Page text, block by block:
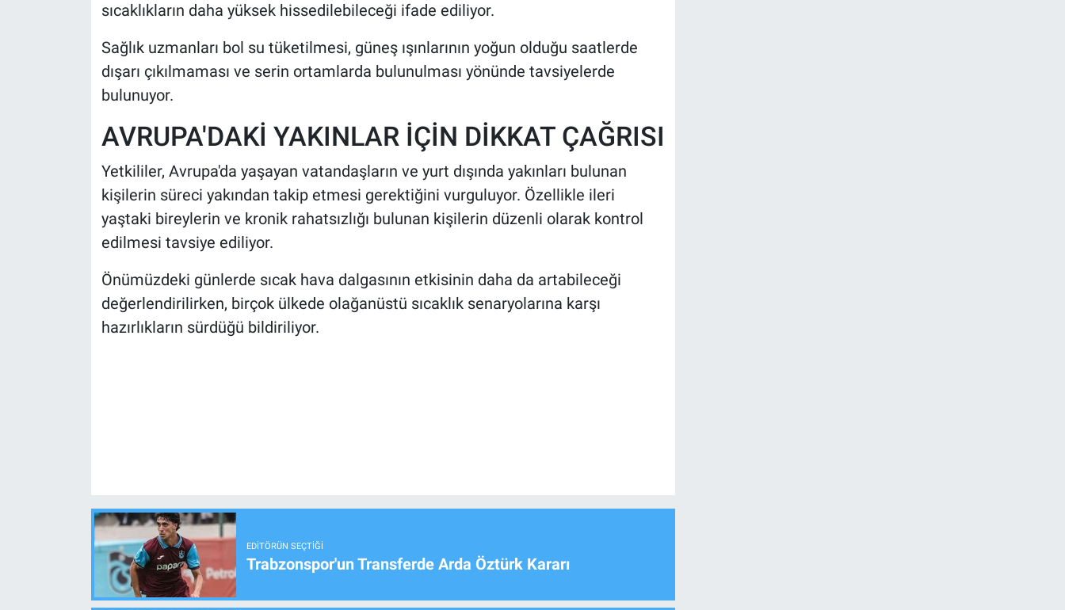
sıcaklıkların daha yüksek hissedilebileceği ifade ediliyor.
Sağlık uzmanları bol su tüketilmesi, güneş ışınlarının yoğun olduğu saatlerde
dışarı çıkılmaması ve serin ortamlarda bulunulması yönünde tavsiyelerde
bulunuyor.
AVRUPA'DAKİ YAKINLAR İÇİN DİKKAT ÇAĞRISI
Yetkililer, Avrupa'da yaşayan vatandaşların ve yurt dışında yakınları bulunan
kişilerin süreci yakından takip etmesi gerektiğini vurguluyor. Özellikle ileri
yaştaki bireylerin ve kronik rahatsızlığı bulunan kişilerin düzenli olarak kontrol
edilmesi tavsiye ediliyor.
Önümüzdeki günlerde sıcak hava dalgasının etkisinin daha da artabileceği
değerlendirilirken, birçok ülkede olağanüstü sıcaklık senaryolarına karşı
hazırlıkların sürdüğü bildiriliyor.
EDITÖRÜN SEÇTIĞI
Trabzonspor'un Transferde Arda Öztürk Kararı